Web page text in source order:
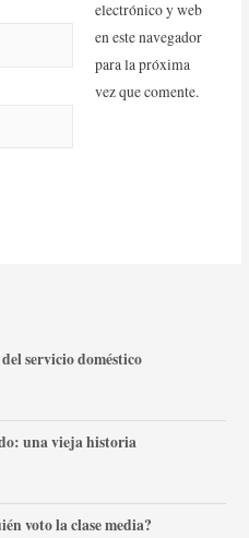
electrónico y web
en este navegador
para la próxima
vez que comente.
servicio doméstico
una vieja historia
voto la clase media?